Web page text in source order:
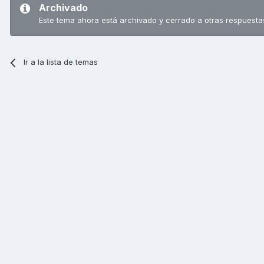
Archivado
Este tema ahora está archivado y cerrado a otras
Ir a la lista de temas